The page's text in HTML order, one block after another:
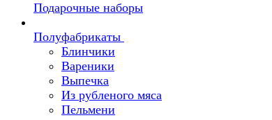
Подарочные наборы
Полуфабрикаты
Блинчики
Вареники
Выпечка
Из рубленого мяса
Пельмени